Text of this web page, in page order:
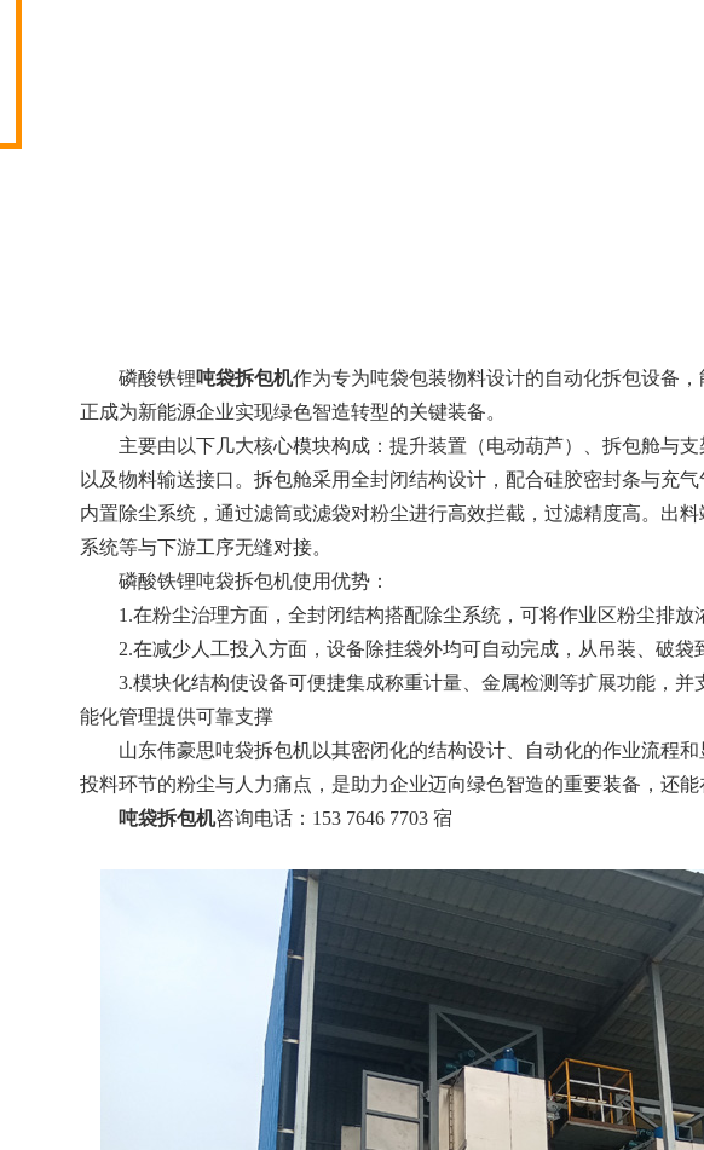
磷酸铁锂吨袋拆包机作为专为吨袋包装物料设计的自动化拆包设备
正成为新能源企业实现绿色智造转型的关键装备。
主要由以下几大核心模块构成：提升装置（电动葫芦）、拆包舱与
以及物料输送接口。拆包舱采用全封闭结构设计，配合硅胶密封条与充
内置除尘系统，通过滤筒或滤袋对粉尘进行高效拦截，过滤精度高。出
系统等与下游工序无缝对接。
磷酸铁锂吨袋拆包机使用优势：
1.在粉尘治理方面，全封闭结构搭配除尘系统，可将作业区粉尘排放
2.在减少人工投入方面，设备除挂袋外均可自动完成，从吊装、破袋
3.模块化结构使设备可便捷集成称重计量、金属检测等扩展功能，
能化管理提供可靠支撑
山东伟豪思吨袋拆包机以其密闭化的结构设计、自动化的作业流程
投料环节的粉尘与人力痛点，是助力企业迈向绿色智造的重要装备，还
吨袋拆包机咨询电话： 153 7646 7703 宿